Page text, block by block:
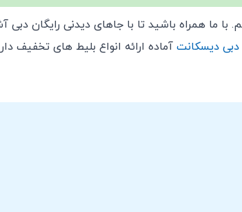
با ما همراه باشید تا با جاهای دیدنی رایگان دبی
دبی دیسکانت آماده ارائه انواع بلیط های تخفیف